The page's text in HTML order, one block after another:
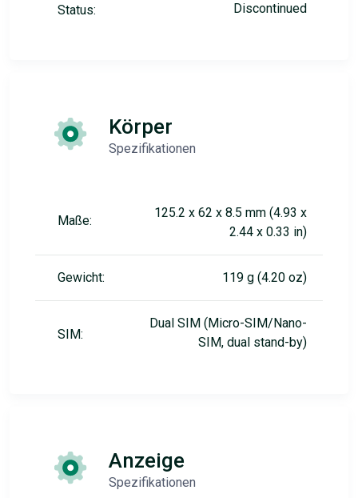
Status: Discontinued
Körper
Spezifikationen
Maße:
125.2 x 62 x 8.5 mm (4.93 x
2.44 x 0.33 in)
Gewicht: 119 g (4.20 oz)
SIM:
Dual SIM (Micro-SIM/Nano-
SIM, dual stand-by)
Anzeige
Spezifikationen